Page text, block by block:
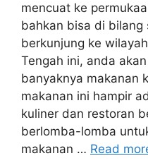
mencuat ke
bahkan bisa di
berkunjung ke
Tengah ini, anda
banyaknya makanan
makanan ini hampir
kuliner dan restoran
berlomba-lomba
makanan … Read